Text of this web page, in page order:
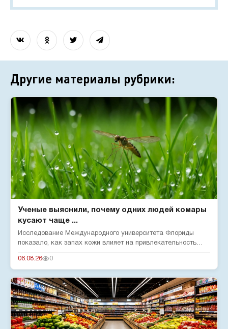
Другие материалы рубрики:
Ученые выяснили, почему одних людей комары
кусают чаще ...
Исследование Международного университета Флориды
показало, как запах кожи влияет на привлекательность
06.08.26 0